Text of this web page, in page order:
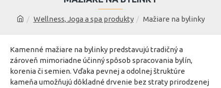
Wellness, Joga a spa produkty Mažiare na bylinky
Kamenné mažiare na bylinky predstavujú tradičný a
zároveň mimoriadne účinný spôsob spracovania bylín,
korenia či semien. Vďaka pevnej a odolnej štruktúre
kameňa umožňujú dôkladné drvenie bez straty prirodzenej